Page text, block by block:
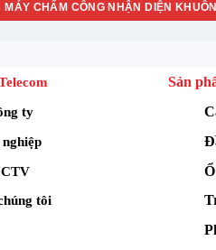
MÁY CHẤM CÔNG NHẬN DIỆN
ty
tôi
Sản